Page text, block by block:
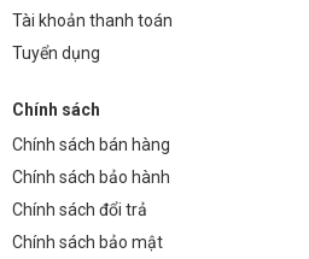
Tài khoản thanh toán
Tuyển dụng
Chính sách
Chính sách bán hàng
Chính sách bảo hành
Chính sách đổi trả
Chính sách bảo mật